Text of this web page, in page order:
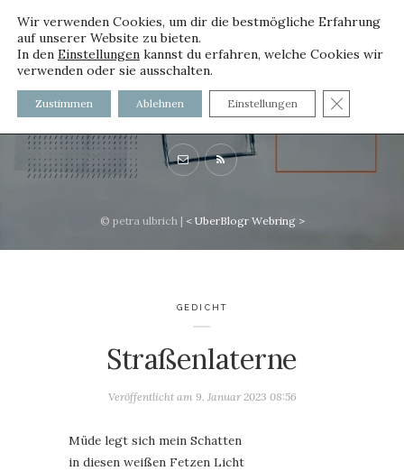
voller worte
mit und ohne Innenfutter
© petra ulbrich | < UberBlogr Webring >
GEDICHT
Straßenlaterne
Veröffentlicht am 9. Januar 2023 08:56
Müde legt sich mein Schatten
in diesen weißen Fetzen Licht
Wir verwenden Cookies, um dir die bestmögliche Erfahrung
auf unserer Website zu bieten.
In den Einstellungen kannst du erfahren, welche Cookies wir
verwenden oder sie ausschalten.
Zustimmen Ablehnen Einstellungen GDPR